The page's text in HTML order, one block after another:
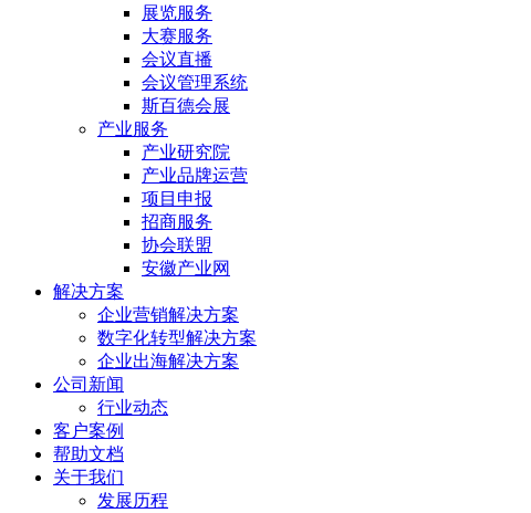
展览服务
大赛服务
会议直播
会议管理系统
斯百德会展
产业服务
产业研究院
产业品牌运营
项目申报
招商服务
协会联盟
安徽产业网
解决方案
企业营销解决方案
数字化转型解决方案
企业出海解决方案
公司新闻
行业动态
客户案例
帮助文档
关于我们
发展历程